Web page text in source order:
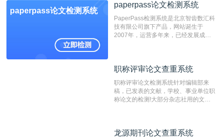
非。其次，相对于知网而言，万方检测
重的推荐系统。
paperpass论文检测系统
paperpass论文检测系统
PaperPass检测系统是北京智齿数汇科
技有限公司旗下产品，网站诞生于
2007年，运营多年来，已经发展成为
检测速度快、精度高，市场反映良好。
职称评审论文查重系统
职称评审论文检测系统针对编辑部来
稿，已发表的文献，学校、事业单位职
称论文的检测!大部分杂志社用的文献
编辑部检测来稿和已发表的文献,检测
龙源期刊论文查重系统